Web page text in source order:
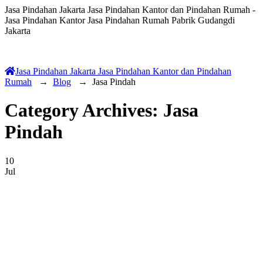
Jasa Pindahan Jakarta Jasa Pindahan Kantor dan Pindahan Rumah -
Jasa Pindahan Kantor Jasa Pindahan Rumah Pabrik Gudangdi
Jakarta
Jasa Pindahan Jakarta Jasa Pindahan Kantor dan Pindahan
Rumah
→ Blog → Jasa Pindah
Category Archives: Jasa
Pindah
10
Jul